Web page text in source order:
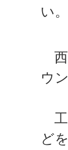
い。
西
ウ
工
ど